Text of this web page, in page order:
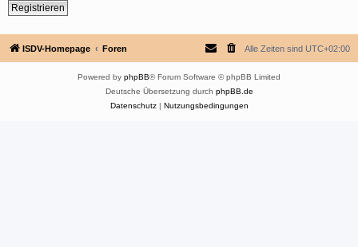
Registrieren
ISDV-Homepage Foren Alle Zeiten sind UTC+02:00
Powered by phpBB® Forum Software © phpBB Limited
Deutsche Übersetzung durch phpBB.de
Datenschutz| Nutzungsbedingungen